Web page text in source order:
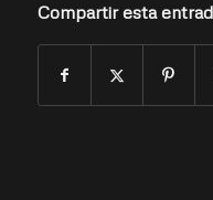
Compartir esta